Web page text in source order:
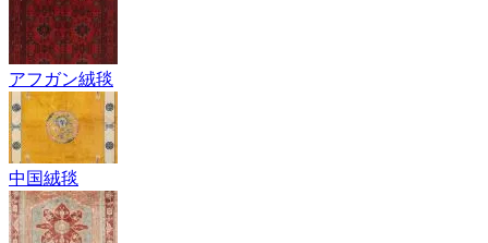
アフガン絨毯
中国絨毯